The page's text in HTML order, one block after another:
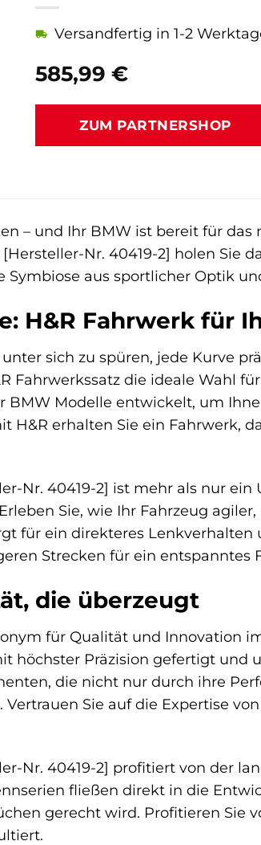
585,99 €
Versandfertig in 1-2
ZUM PARTNERSHOP
– und Ihr BMW ist bereit für das
Nr. 40419-2] holen Sie
Symbiose aus sportlicher Optik
H&R Fahrwerk für
sich zu spüren, jede Kurve
Fahrwerkssatz die ideale Wahl
Modelle entwickelt, um
H&R erhalten Sie ein Fahrwerk,
Nr. 40419-2] ist mehr als nur
Sie, wie Ihr Fahrzeug
für ein direkteres
Strecken für ein entspanntes
die überzeugt
für Qualität und Innovation
höchster Präzision gefertigt und
die nicht nur durch ihre
Sie auf die Expertise
Nr. 40419-2] profitiert von der
fließen direkt in die
gerecht wird. Profitieren Sie